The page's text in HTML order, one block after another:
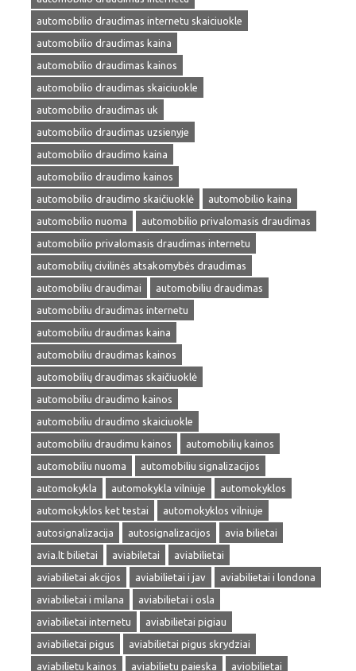
automobilio draudimas internetu skaiciuokle
automobilio draudimas kaina
automobilio draudimas kainos
automobilio draudimas skaiciuokle
automobilio draudimas uk
automobilio draudimas uzsienyje
automobilio draudimo kaina
automobilio draudimo kainos
automobilio draudimo skaičiuoklė
automobilio kaina
automobilio nuoma
automobilio privalomasis draudimas
automobilio privalomasis draudimas internetu
automobilių civilinės atsakomybės draudimas
automobiliu draudimai
automobiliu draudimas
automobiliu draudimas internetu
automobiliu draudimas kaina
automobiliu draudimas kainos
automobilių draudimas skaičiuoklė
automobiliu draudimo kainos
automobiliu draudimo skaiciuokle
automobiliu draudimu kainos
automobilių kainos
automobiliu nuoma
automobiliu signalizacijos
automokykla
automokykla vilniuje
automokyklos
automokyklos ket testai
automokyklos vilniuje
autosignalizacija
autosignalizacijos
avia bilietai
avia.lt bilietai
aviabiletai
aviabilietai
aviabilietai akcijos
aviabilietai i jav
aviabilietai i londona
aviabilietai i milana
aviabilietai i osla
aviabilietai internetu
aviabilietai pigiau
aviabilietai pigus
aviabilietai pigus skrydziai
aviabilietu kainos
aviabilietu paieska
aviobilietai